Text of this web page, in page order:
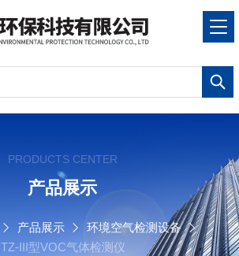
PRODUCTS CENTER
产品展示
产品展示
环境空气检测设备
TZ-III型VOC气体检测仪